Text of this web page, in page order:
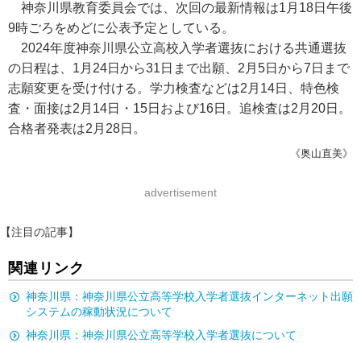
神奈川県教育委員会では、次回の最新情報は1月18日午後
9時ごろをめどに公表予定としている。
2024年度神奈川県公立高校入学者選抜における共通選抜
の日程は、1月24日から31日まで出願、2月5日から7日まで
志願変更を受け付ける。学力検査などは2月14日、特色検
査・面接は2月14日・15日および16日。追検査は2月20日。
合格者発表は2月28日。
《奥山直美》
advertisement
【注目の記事】
関連リンク
神奈川県：神奈川県公立高等学校入学者選抜インターネット出願
システムの稼動状況について
神奈川県：神奈川県公立高等学校入学者選抜について